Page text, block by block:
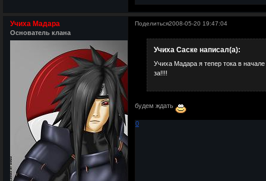
Поделиться2008-05-20 19:47:04
Учиха Мадара
Основатель клана
Учиха Саске написал(а):
Учиха Мадара я тепер тока в
за!!!!
будем ждать
0